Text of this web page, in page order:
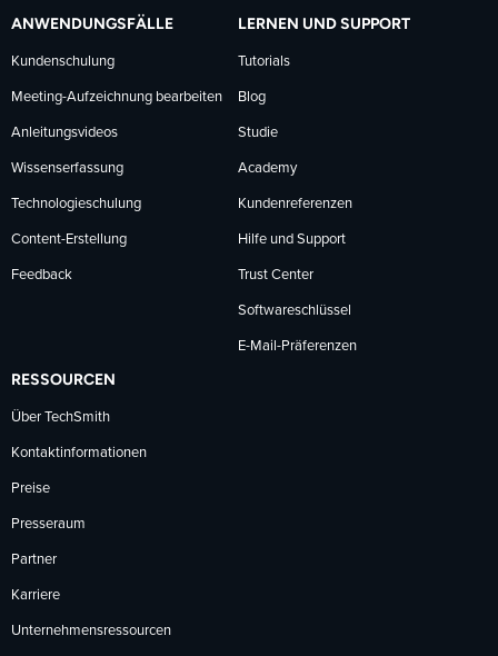
ANWENDUNGSFÄLLE
Kundenschulung
Meeting-Aufzeichnung bearbeiten
Anleitungsvideos
Wissenserfassung
Technologieschulung
Content-Erstellung
Feedback
LERNEN UND SUPPORT
Tutorials
Blog
Studie
Academy
Kundenreferenzen
Hilfe und Support
Trust Center
Softwareschlüssel
E-Mail-Präferenzen
RESSOURCEN
Über TechSmith
Kontaktinformationen
Preise
Presseraum
Partner
Karriere
Unternehmensressourcen